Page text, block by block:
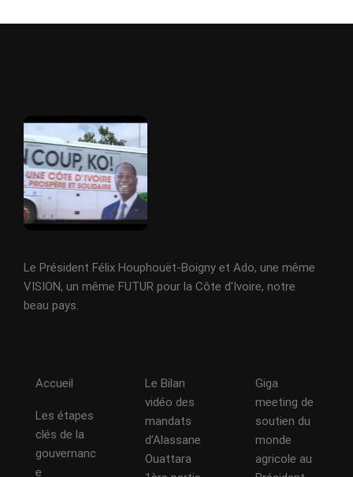
Le Président Félix Houphouët-Boigny et Ado, une même
VISION, un même FUTUR pour la Côte d'Ivoire, notre
beau pays.
Accueil
Les étapes
clés de la
gouvernanc
e
Le Bilan
vidéo des
mandats
d’Alassane
Ouattara
Giga
meeting de
soutien du
monde
agricole au